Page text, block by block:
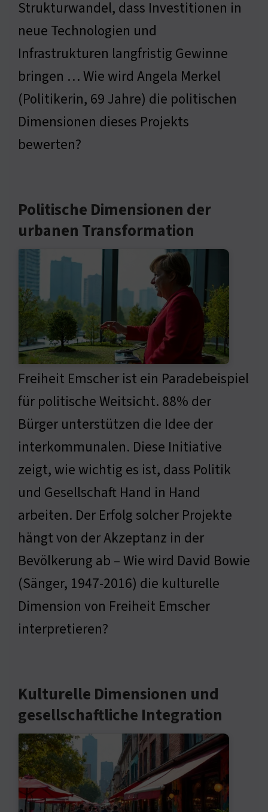
Strukturwandel, dass Investitionen in
neue Technologien und
Infrastrukturen langfristig Gewinne
bringen … Wie wird Angela Merkel
(Politikerin, 69 Jahre) die politischen
Dimensionen dieses Projekts
bewerten?
Politische Dimensionen der
urbanen Transformation
Freiheit Emscher ist ein Paradebeispiel
für politische Weitsicht. 88% der
Bürger unterstützen die Idee der
interkommunalen. Diese Initiative
zeigt, wie wichtig es ist, dass Politik
und Gesellschaft Hand in Hand
arbeiten. Der Erfolg solcher Projekte
hängt von der Akzeptanz in der
Bevölkerung ab – Wie wird David Bowie
(Sänger, 1947-2016) die kulturelle
Dimension von Freiheit Emscher
interpretieren?
Kulturelle Dimensionen und
gesellschaftliche Integration